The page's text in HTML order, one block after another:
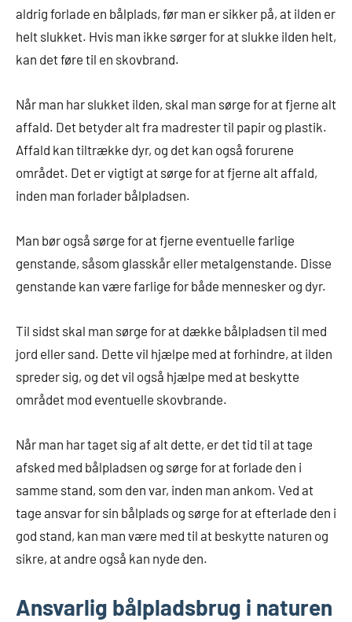
aldrig forlade en bålplads, før man er sikker på, at ilden er
helt slukket. Hvis man ikke sørger for at slukke ilden helt,
kan det føre til en skovbrand.
Når man har slukket ilden, skal man sørge for at fjerne alt
affald. Det betyder alt fra madrester til papir og plastik.
Affald kan tiltrække dyr, og det kan også forurene
området. Det er vigtigt at sørge for at fjerne alt affald,
inden man forlader bålpladsen.
Man bør også sørge for at fjerne eventuelle farlige
genstande, såsom glasskår eller metalgenstande. Disse
genstande kan være farlige for både mennesker og dyr.
Til sidst skal man sørge for at dække bålpladsen til med
jord eller sand. Dette vil hjælpe med at forhindre, at ilden
spreder sig, og det vil også hjælpe med at beskytte
området mod eventuelle skovbrande.
Når man har taget sig af alt dette, er det tid til at tage
afsked med bålpladsen og sørge for at forlade den i
samme stand, som den var, inden man ankom. Ved at
tage ansvar for sin bålplads og sørge for at efterlade den i
god stand, kan man være med til at beskytte naturen og
sikre, at andre også kan nyde den.
Ansvarlig bålpladsbrug i naturen